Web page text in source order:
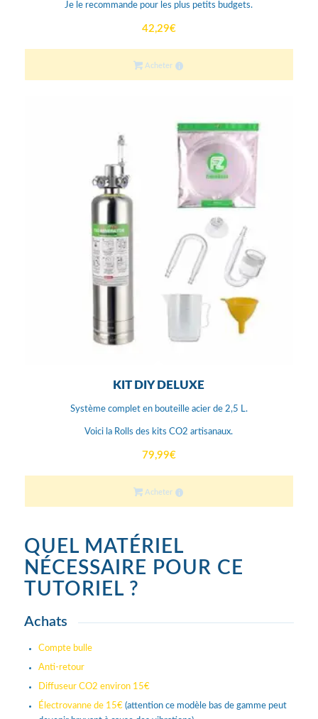
Je le recommande pour les plus petits budgets.
42,29€
Acheter
KIT DIY DELUXE
Système complet en bouteille acier de 2,5 L.
Voici la Rolls des kits CO2 artisanaux.
79,99€
Acheter
QUEL MATÉRIEL
NÉCESSAIRE POUR CE
TUTORIEL ?
Achats
Compte bulle
Anti-retour
Diffuseur CO2 environ 15€
Électrovanne de 15€(attention ce modèle bas de gamme peut